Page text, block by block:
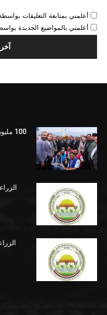
أعلمني بمتابعة التعليقات
أعلمني بالمواضيع الجديدة
100